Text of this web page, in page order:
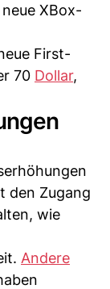
XBox-
First-
70 Dollar,
den Zugang
wie
Andere